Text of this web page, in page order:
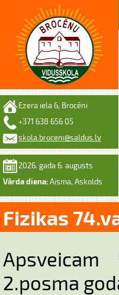
Ezera iela 6, Brocēni
+371 638 656 05
skola.broceni@saldus.lv
2026. gada 6. augusts
Vārda diena: Aisma, Askolds
Fizikas
2.posma